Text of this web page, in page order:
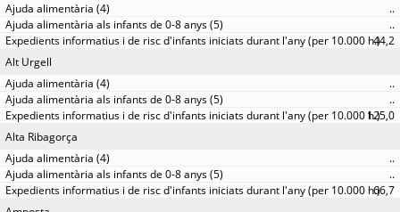
..
..
44,2
Alt Urgell
..
..
125,0
Alta Ribagorça
..
..
66,7